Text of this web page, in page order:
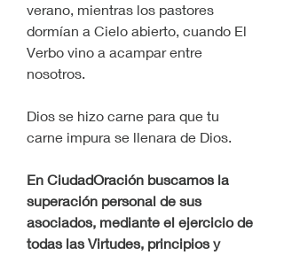
verano, mientras los pastores
dormían a Cielo abierto, cuando El
Verbo vino a acampar entre
nosotros.
Dios se hizo carne para que tu
carne impura se llenara de Dios.
En CiudadOración buscamos la
superación personal de sus
asociados, mediante el ejercicio de
todas las Virtudes, principios y